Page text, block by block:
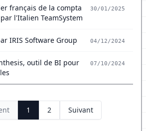
français de la compta
l'Italien TeamSystem
30/01/2025
IRIS Software Group 04/12/2024
outil de BI pour
07/10/2024
1 2 Suivant